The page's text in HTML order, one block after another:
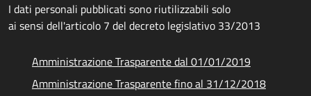
I dati personali pubblicati sono riutilizzabili solo
ai sensi dell'articolo 7 del decreto legislativo 33/2013
Amministrazione Trasparente dal 01/01/2019
Amministrazione Trasparente fino al 31/12/2018